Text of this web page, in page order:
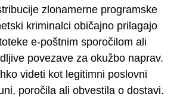
zlonamerne programske
kriminalci običajno prilagajo
e-poštnim sporočilom ali
povezave za okužbo naprav.
videti kot legitimni poslovni
poročila ali obvestila o dostavi.